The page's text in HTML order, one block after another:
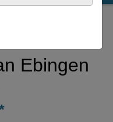
Ebingen